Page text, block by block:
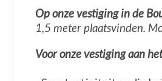
Op onze vestiging in de
1,5 meter plaatsvinden.
Voor onze vestiging aan